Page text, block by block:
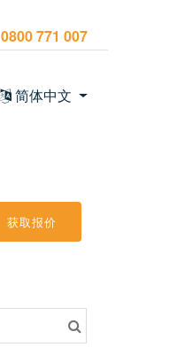
0800 771 007
简体中文
获取报价